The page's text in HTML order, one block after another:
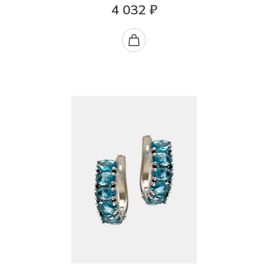
4 032 ₽